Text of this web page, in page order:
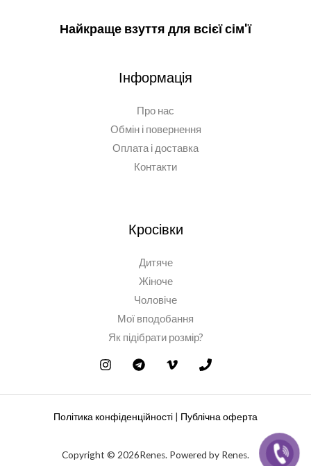
Найкраще взуття для всієї сім'ї
Інформація
Про нас
Обмін і повернення
Оплата і доставка
Контакти
Кросівки
Дитяче
Жіноче
Чоловіче
Мої вподобання
Як підібрати розмір?
Політика конфіденційності Публічна оферта
Copyright © 2026Renes. Powered by Renes.